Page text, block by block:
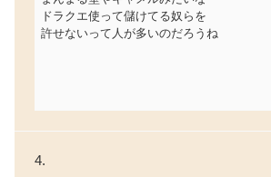
ドラクエ使って儲けてる奴らを
許せないって人が多いのだろうね